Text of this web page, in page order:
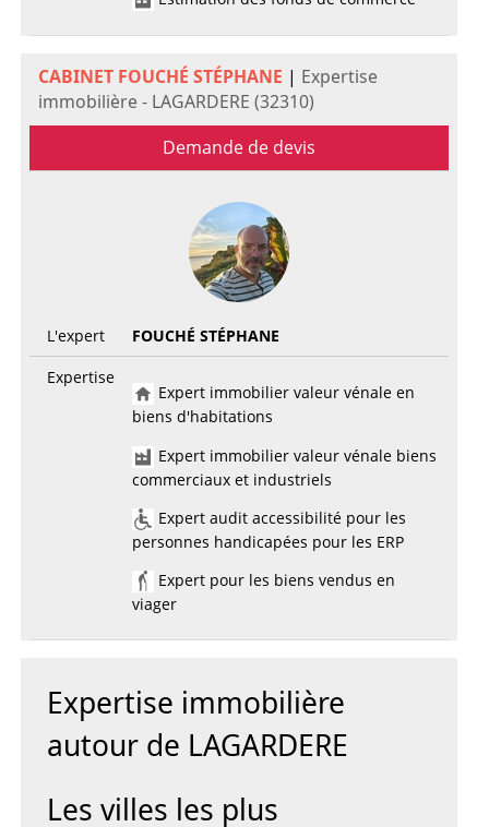
CABINET FOUCHÉ STÉPHANE | Expertise
immobilière - LAGARDERE (32310)
Demande de devis
L'expert
FOUCHÉ STÉPHANE
Expertise
Expert immobilier valeur vénale en
biens d'habitations
Expert immobilier valeur vénale biens
commerciaux et industriels
Expert audit accessibilité pour les
personnes handicapées pour les ERP
Expert pour les biens vendus en
viager
Expertise immobilière
autour de LAGARDERE
Les villes les plus